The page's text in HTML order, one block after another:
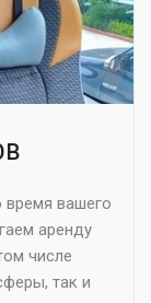
вашего
аренду
числе
так и